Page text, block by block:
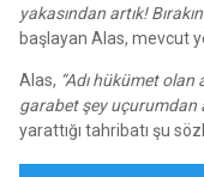
yakasından artık!
başlayan Alas, mevcut
Alas, “Adı hükümet
garabet şey uçurumdan
yarattığı tahribatı şu